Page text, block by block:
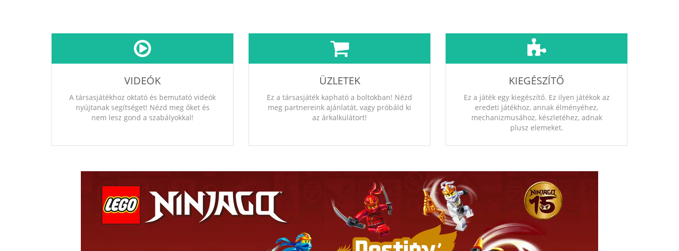
VIDEÓK
A társasjátékhoz oktató és bemutató videók
nyújtanak segítséget! Nézd meg őket és
nem lesz gond a szabályokkal!
ÜZLETEK
Ez a társasjáték kapható a boltokban! Nézd
meg partnereink ajánlatát, vagy próbáld ki
az árkalkulátort!
KIEGÉSZÍTŐ
Ez a játék egy kiegészítő. Ez ilyen játékok az
eredeti játékhoz, annak élményéhez,
mechanizmusához, készletéhez, adnak
plusz elemeket.